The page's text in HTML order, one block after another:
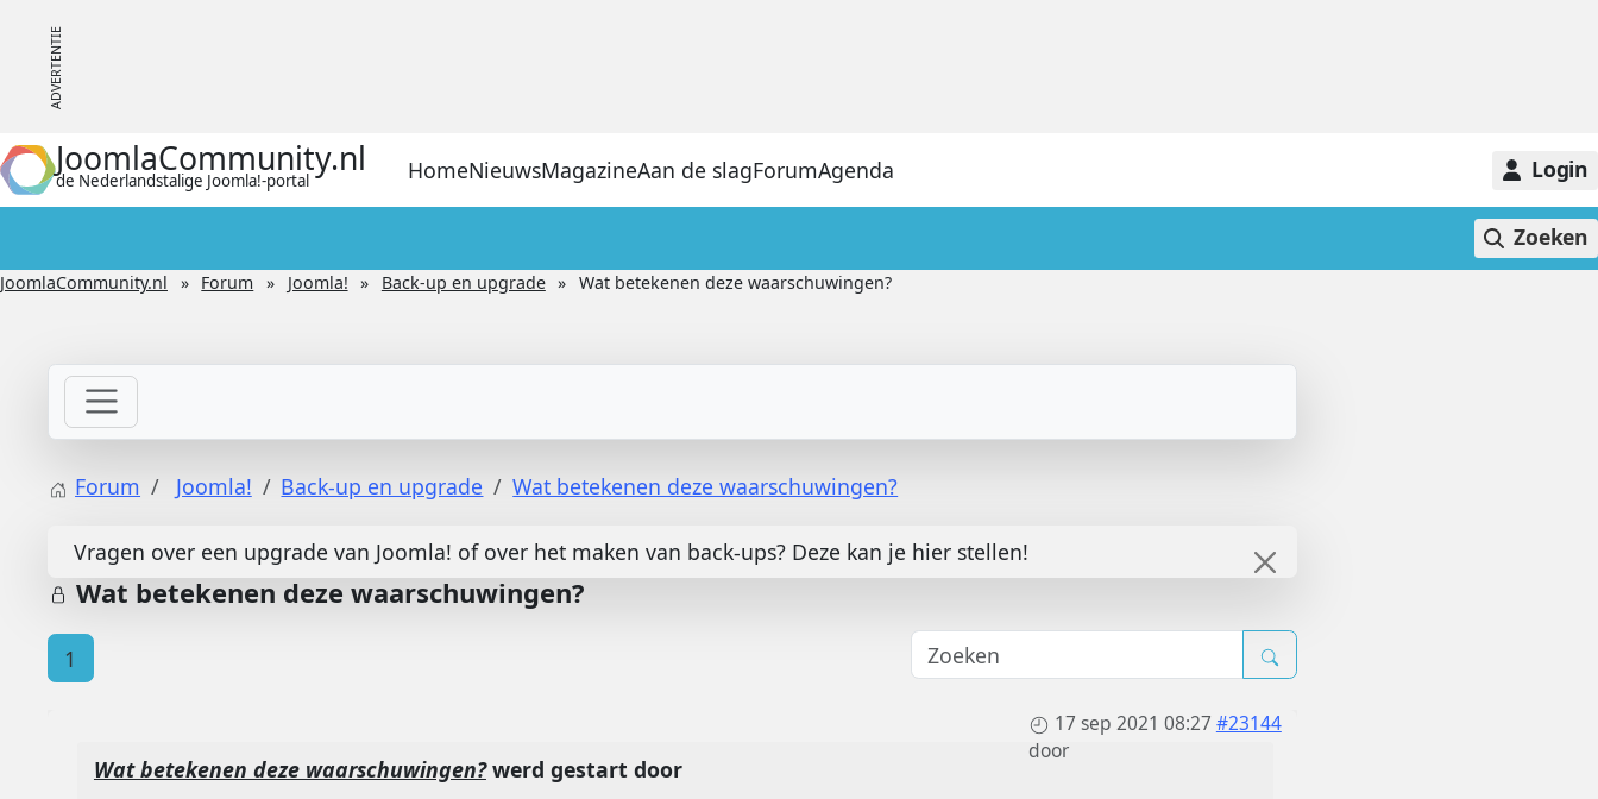
JoomlaCommunity.nl
de Nederlandstalige Joomla!-portal HomeNieuwsMagazineAan de slagForumAgenda Login
Zoeken
JoomlaCommunity.nl Forum Joomla! Back-up en upgrade Wat betekenen deze waarschuwingen?
Forum Joomla! Back-up en upgrade Wat betekenen deze waarschuwingen?
Vragen over een upgrade van Joomla! of over het maken van back-ups? Deze kan je hier stellen!
Wat betekenen deze waarschuwingen?
1
17 sep 2021 08:27 #23144
door
Wat betekenen deze waarschuwingen?werd gestart door